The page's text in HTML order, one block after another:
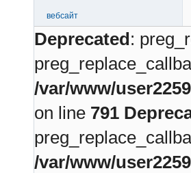
вебсайт
Deprecated:
/var/www/
on line 791
/var/www/